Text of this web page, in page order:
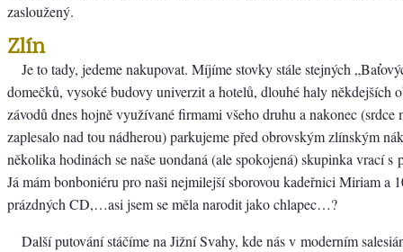
zasloužený.
Zlín
Je to tady, jedeme nakupovat. Míjíme stovky stále stejných
domečků, vysoké budovy univerzit a hotelů, dlouhé haly někdejších
závodů dnes hojně využívané firmami všeho druhu a nakonec (srdce
zaplesalo nad tou nádherou) parkujeme před obrovským zlínským
několika hodinách se naše uondaná (ale spokojená) skupinka vrací
Já mám bonboniéru pro naši nejmilejší sborovou kadeřnici Miriam a
prázdných CD,…asi jsem se měla narodit jako chlapec…?
Další putování stáčíme na Jižní Svahy, kde nás v moderním